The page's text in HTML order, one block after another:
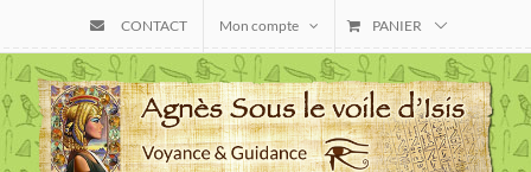
content
CONTACT Mon compte PANIER